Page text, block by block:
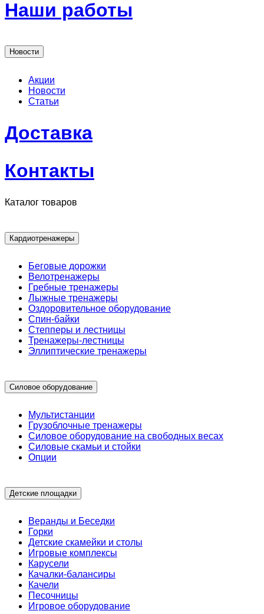
Наши работы
Новости
Акции
Новости
Статьи
Доставка
Контакты
Каталог товаров
Кардиотренажеры
Беговые дорожки
Велотренажеры
Гребные тренажеры
Лыжные тренажеры
Оздоровительное оборудование
Спин-байки
Степперы и лестницы
Тренажеры-лестницы
Эллиптические тренажеры
Силовое оборудование
Мультистанции
Грузоблочные тренажеры
Силовое оборудование на свободных весах
Силовые скамьи и стойки
Опции
Детские площадки
Веранды и Беседки
Горки
Детские скамейки и столы
Игровые комплексы
Карусели
Качалки-балансиры
Качели
Песочницы
Игровое оборудование